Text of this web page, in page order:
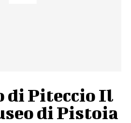
di Piteccio Il
di Pistoia